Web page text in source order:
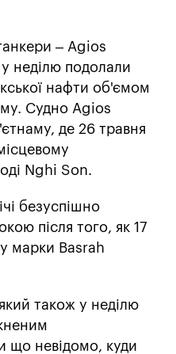
– Agios
неділю подолали
нафти об'ємом
Судно Agios
де 26 травня
Nghi Son.
безуспішно
після того, як 17
марки Basrah
також у неділю
що невідомо, куди